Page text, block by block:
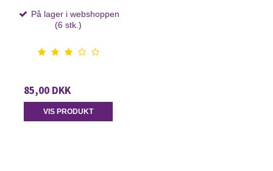
På lager i webshoppen
(6 stk.)
85,00 DKK
VIS PRODUKT